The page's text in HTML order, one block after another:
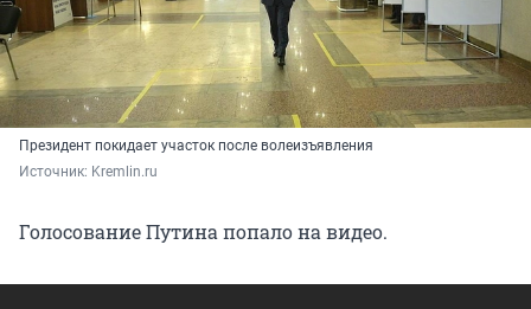
Президент покидает участок после волеизъявления
Источник: Kremlin.ru
Голосование Путина попало на видео.